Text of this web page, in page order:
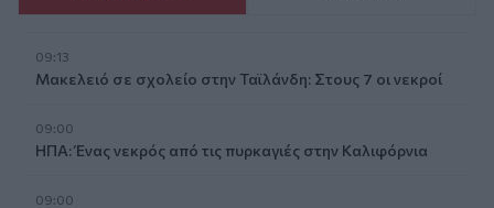
09:13
Μακελειό σε σχολείο στην Ταϊλάνδη: Στους 7 οι νεκροί
09:00
ΗΠΑ: Ένας νεκρός από τις πυρκαγιές στην Καλιφόρνια
09:00